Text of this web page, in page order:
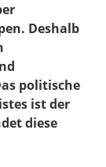
Deshalb
politische
ist der
diese